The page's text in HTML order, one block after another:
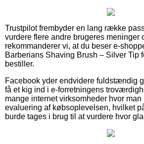
Trustpilot frembyder en lang række
vurdere flere andre brugeres meninger
rekommanderer vi, at du beser e-
Barberians Shaving Brush – Silver Tip
bestiller.
Facebook yder endvidere fuldstændig
få et kig ind i e-forretningens
mange internet virksomheder hvor man
evaluering af købsoplevelsen, hvilket
burde tages i brug til at vurdere hvor